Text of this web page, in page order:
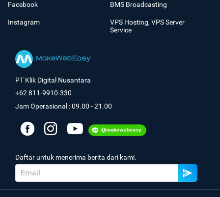
Facebook
Instagram
BMS Broadcasting
VPS Hosting, VPS Server
Service
PT Klik Digital Nusantara
+62 811-9910-330
Jam Operasional : 09.00 - 21.00
Daftar untuk menerima berita dari kami.